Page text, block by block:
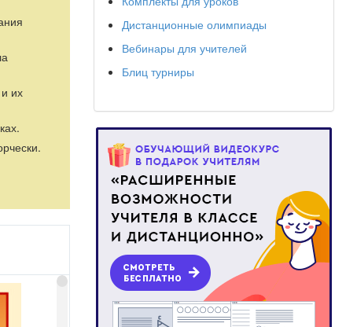
их
Дистанционные олимпиады
Вебинары для учителей
Блиц турниры